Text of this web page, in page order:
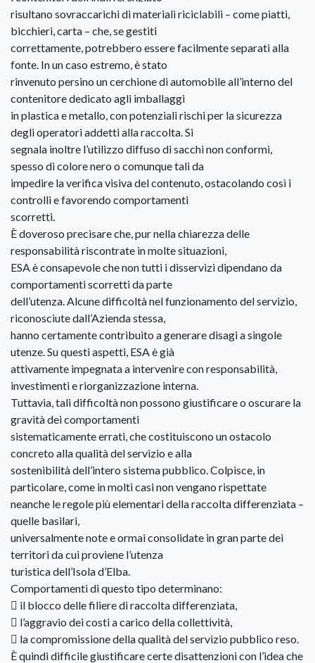
risultano sovraccarichi di materiali riciclabili – come piatti,
bicchieri, carta – che, se gestiti
correttamente, potrebbero essere facilmente separati alla
fonte. In un caso estremo, è stato
rinvenuto persino un cerchione di automobile all’interno del
contenitore dedicato agli imballaggi
in plastica e metallo, con potenziali rischi per la sicurezza
degli operatori addetti alla raccolta. Si
segnala inoltre l’utilizzo diffuso di sacchi non conformi,
spesso di colore nero o comunque tali da
impedire la verifica visiva del contenuto, ostacolando così i
controlli e favorendo comportamenti
scorretti.
È doveroso precisare che, pur nella chiarezza delle
responsabilità riscontrate in molte situazioni,
ESA è consapevole che non tutti i disservizi dipendano da
comportamenti scorretti da parte
dell’utenza. Alcune difficoltà nel funzionamento del servizio,
riconosciute dall’Azienda stessa,
hanno certamente contribuito a generare disagi a singole
utenze. Su questi aspetti, ESA è già
attivamente impegnata a intervenire con responsabilità,
investimenti e riorganizzazione interna.
Tuttavia, tali difficoltà non possono giustificare o oscurare la
gravità dei comportamenti
sistematicamente errati, che costituiscono un ostacolo
concreto alla qualità del servizio e alla
sostenibilità dell’intero sistema pubblico. Colpisce, in
particolare, come in molti casi non vengano rispettate
neanche le regole più elementari della raccolta differenziata –
quelle basilari,
universalmente note e ormai consolidate in gran parte dei
territori da cui proviene l’utenza
turistica dell’Isola d’Elba.
Comportamenti di questo tipo determinano:
 il blocco delle filiere di raccolta differenziata,
 l’aggravio dei costi a carico della collettività,
 la compromissione della qualità del servizio pubblico reso.
È quindi difficile giustificare certe disattenzioni con l’idea che